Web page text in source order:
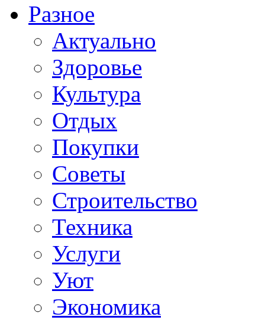
Разное
Актуально
Здоровье
Культура
Отдых
Покупки
Советы
Строительство
Техника
Услуги
Уют
Экономика